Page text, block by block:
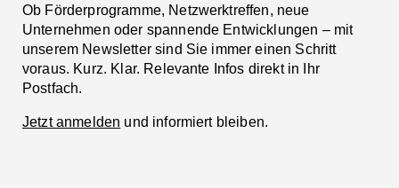
Ob Förderprogramme, Netzwerktreffen, neue
Unternehmen oder spannende Entwicklungen – mit
unserem Newsletter sind Sie immer einen Schritt
voraus. Kurz. Klar. Relevante Infos direkt in Ihr
Postfach.
Jetzt anmelden und informiert bleiben.